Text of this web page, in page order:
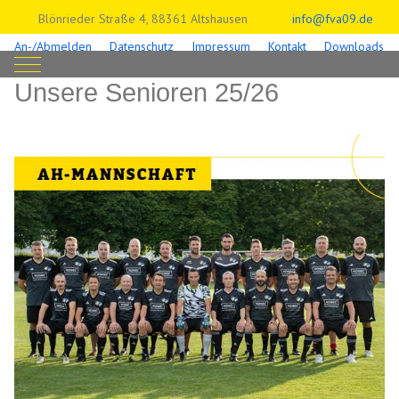
Blönrieder Straße 4, 88361 Altshausen
info@fva09.de
An-/Abmelden
Datenschutz Impressum Kontakt
Downloads
Mobile Menu Toggle
Unsere Senioren 25/26